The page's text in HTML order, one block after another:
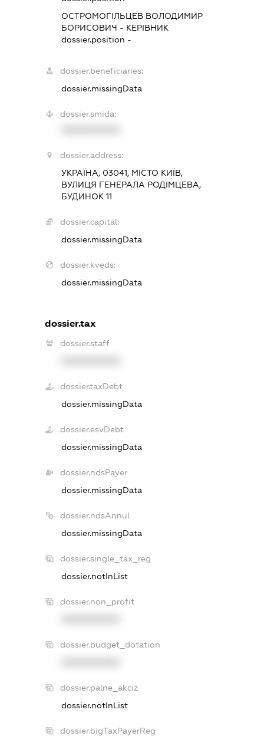
ОСТРОМОГІЛЬЦЕВ ВОЛОДИМИР
БОРИСОВИЧ - КЕРІВНИК
dossier.position -
dossier.beneficiaries:
dossier.missingData
dossier.smida:
dossier.address:
УКРАЇНА, 03041, МІСТО КИЇВ,
ВУЛИЦЯ ГЕНЕРАЛА РОДІМЦЕВА,
БУДИНОК 11
dossier.capital:
dossier.missingData
dossier.kveds:
dossier.missingData
dossier.tax
dossier.staff
dossier.taxDebt
dossier.missingData
dossier.esvDebt
dossier.missingData
dossier.ndsPayer
dossier.missingData
dossier.ndsAnnul
dossier.missingData
dossier.single_tax_reg
dossier.notInList
dossier.non_profit
dossier.budget_dotation
dossier.palne_akciz
dossier.notInList
dossier.bigTaxPayerReg